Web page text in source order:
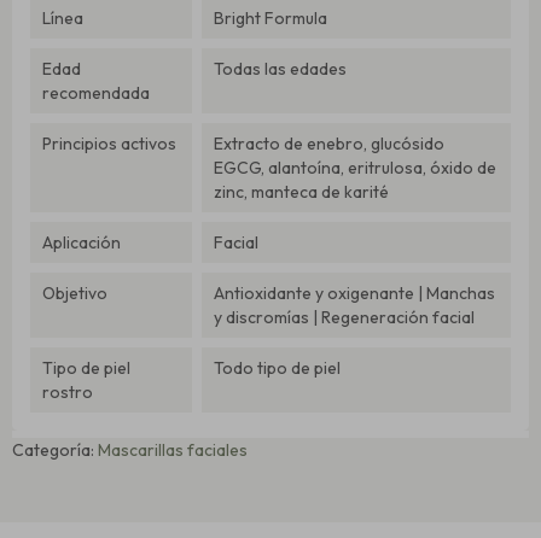
Línea Bright Formula
Edad
recomendada
Todas las edades
Principios activos
Extracto de enebro, glucósido
EGCG, alantoína, eritrulosa, óxido de
zinc, manteca de karité
Aplicación Facial
Objetivo
Antioxidante y oxigenante | Manchas
y discromías | Regeneración facial
Tipo de piel
rostro
Todo tipo de piel
Categoría: Mascarillas faciales